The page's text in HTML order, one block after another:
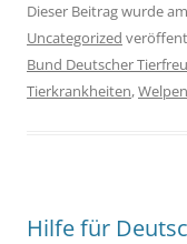
Dieser Beitrag wurde am
Uncategorized
Bund Deutscher
Tierkrankheiten,Welpen
Hilfe für